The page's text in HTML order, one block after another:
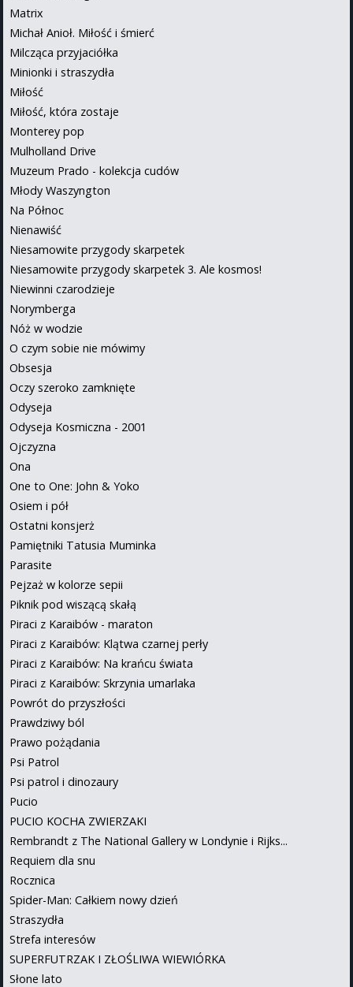
Matrix
Michał Anioł. Miłość i śmierć
Milcząca przyjaciółka
Minionki i straszydła
Miłość
Miłość, która zostaje
Monterey pop
Mulholland Drive
Muzeum Prado - kolekcja cudów
Młody Waszyngton
Na Północ
Nienawiść
Niesamowite przygody skarpetek
Niesamowite przygody skarpetek 3. Ale kosmos!
Niewinni czarodzieje
Norymberga
Nóż w wodzie
O czym sobie nie mówimy
Obsesja
Oczy szeroko zamknięte
Odyseja
Odyseja Kosmiczna - 2001
Ojczyzna
Ona
One to One: John & Yoko
Osiem i pół
Ostatni konsjerż
Pamiętniki Tatusia Muminka
Parasite
Pejzaż w kolorze sepii
Piknik pod wiszącą skałą
Piraci z Karaibów - maraton
Piraci z Karaibów: Klątwa czarnej perły
Piraci z Karaibów: Na krańcu świata
Piraci z Karaibów: Skrzynia umarlaka
Powrót do przyszłości
Prawdziwy ból
Prawo pożądania
Psi Patrol
Psi patrol i dinozaury
Pucio
PUCIO KOCHA ZWIERZAKI
Rembrandt z The National Gallery w Londynie i Rijks...
Requiem dla snu
Rocznica
Spider-Man: Całkiem nowy dzień
Straszydła
Strefa interesów
SUPERFUTRZAK I ZŁOŚLIWA WIEWIÓRKA
Słone lato